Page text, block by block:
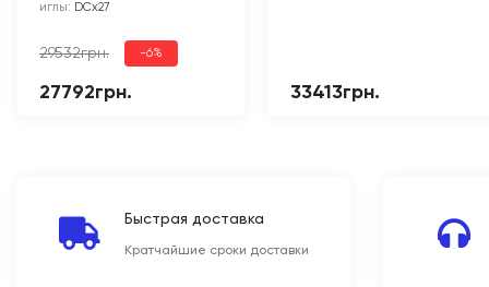
иглы: DCx27
29532грн. -6%
27792грн. 33413грн.
Быстрая доставка
Кратчайшие сроки доставки